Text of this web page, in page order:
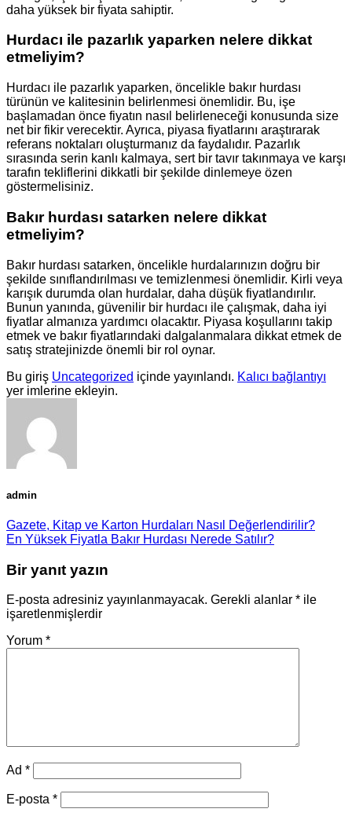
daha yüksek bir fiyata sahiptir.
Hurdacı ile pazarlık yaparken nelere dikkat
etmeliyim?
Hurdacı ile pazarlık yaparken, öncelikle bakır hurdası
türünün ve kalitesinin belirlenmesi önemlidir. Bu, işe
başlamadan önce fiyatın nasıl belirleneceği konusunda size
net bir fikir verecektir. Ayrıca, piyasa fiyatlarını araştırarak
referans noktaları oluşturmanız da faydalıdır. Pazarlık
sırasında serin kanlı kalmaya, sert bir tavır takınmaya ve karşı
tarafın tekliflerini dikkatli bir şekilde dinlemeye özen
göstermelisiniz.
Bakır hurdası satarken nelere dikkat
etmeliyim?
Bakır hurdası satarken, öncelikle hurdalarınızın doğru bir
şekilde sınıflandırılması ve temizlenmesi önemlidir. Kirli veya
karışık durumda olan hurdalar, daha düşük fiyatlandırılır.
Bunun yanında, güvenilir bir hurdacı ile çalışmak, daha iyi
fiyatlar almanıza yardımcı olacaktır. Piyasa koşullarını takip
etmek ve bakır fiyatlarındaki dalgalanmalara dikkat etmek de
satış stratejinizde önemli bir rol oynar.
Bu giriş Uncategorized içinde yayınlandı. Kalıcı bağlantıyı
yer imlerine ekleyin.
admin
Gazete, Kitap ve Karton Hurdaları Nasıl Değerlendirilir?
En Yüksek Fiyatla Bakır Hurdası Nerede Satılır?
Bir yanıt yazın
E-posta adresiniz yayınlanmayacak. Gerekli alanlar * ile
işaretlenmişlerdir
Yorum *
Ad *
E-posta *